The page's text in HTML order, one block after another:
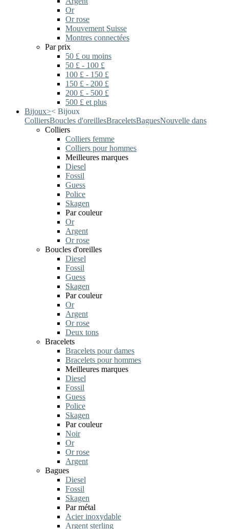
Or
Or rose
Mouvement Suisse
Montres connectées
Par prix
50 £ ou moins
50 £ - 100 £
100 £ - 150 £
150 £ - 200 £
200 £ - 500 £
500 £ et plus
Bijoux>< Bijoux
ColliersBoucles d'oreillesBraceletsBaguesNouvelle dans
Colliers
Colliers femme
Colliers pour hommes
Meilleures marques
Diesel
Fossil
Guess
Police
Skagen
Par couleur
Or
Argent
Or rose
Boucles d'oreilles
Diesel
Fossil
Guess
Skagen
Par couleur
Or
Argent
Or rose
Deux tons
Bracelets
Bracelets pour dames
Bracelets pour hommes
Meilleures marques
Diesel
Fossil
Guess
Police
Skagen
Par couleur
Noir
Or
Or rose
Argent
Bagues
Diesel
Fossil
Skagen
Par métal
Acier inoxydable
Argent sterling